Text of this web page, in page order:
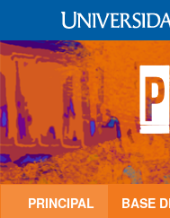
PRINCIPAL BASE